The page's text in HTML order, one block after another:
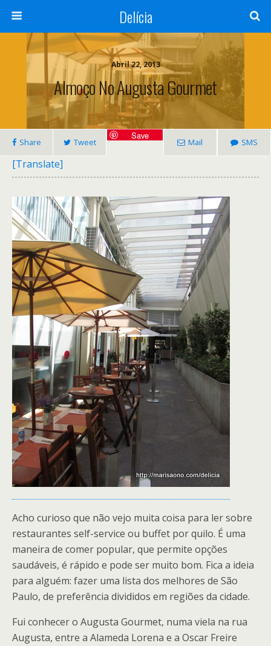
Delícia
Abril 22, 2013
Almoço No Augusta Gourmet
Share Tweet
Save
Mail SMS
[Translate]
Acho curioso que não vejo muita coisa para ler sobre
restaurantes self-service ou buffet por quilo. É uma
maneira de comer popular, que permite opções
saudáveis, é rápido e pode ser muito bom. Fica a ideia
para alguém: fazer uma lista dos melhores de São
Paulo, de preferência divididos em regiões da cidade.
Fui conhecer o Augusta Gourmet, numa viela na rua
Augusta, entre a Alameda Lorena e a Oscar Freire